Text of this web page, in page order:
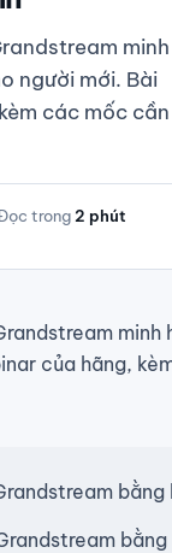
minh
người mới. Bài
các mốc cần
trong 2 phút
của hãng,
bằng
bằng